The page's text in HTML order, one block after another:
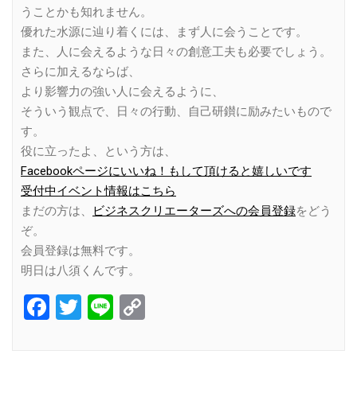
うことかも知れません。
優れた水源に辿り着くには、まず人に会うことです。
また、人に会えるような日々の創意工夫も必要でしょう。
さらに加えるならば、
より影響力の強い人に会えるように、
そういう観点で、日々の行動、自己研鑚に励みたいもので
す。
役に立ったよ、という方は、
Facebookページにいいね！もして頂けると嬉しいです
受付中イベント情報はこちら
まだの方は、
ビジネスクリエーターズへの会員登録をどう
ぞ。
会員登録は無料です。
明日は八須くんです。
Facebook
Twitter
Line